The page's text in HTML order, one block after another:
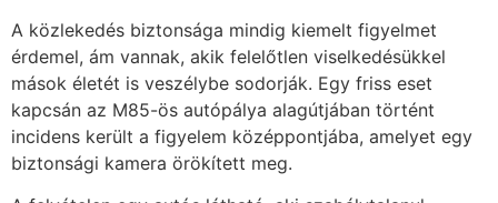
A közlekedés biztonsága mindig kiemelt figyelmet
érdemel, ám vannak, akik felelőtlen viselkedésükkel
mások életét is veszélybe sodorják. Egy friss eset
kapcsán az M85-ös autópálya alagútjában történt
incidens került a figyelem középpontjába, amelyet egy
biztonsági kamera örökített meg.